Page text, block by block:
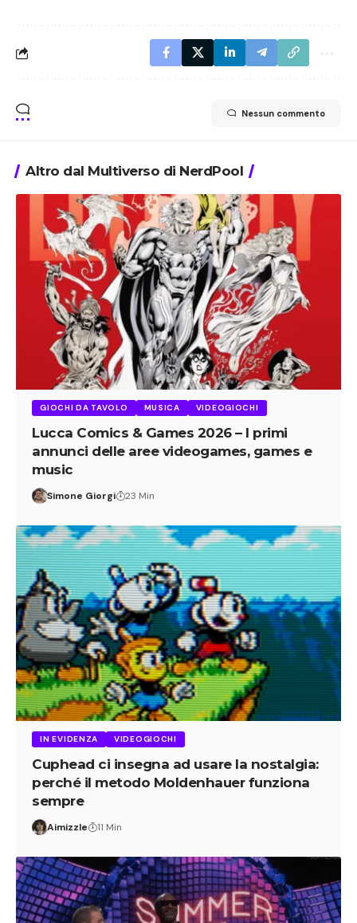
Nessun commento
Altro dal Multiverso di NerdPool
GIOCHI DA TAVOLO MUSICA VIDEOGIOCHI
Lucca Comics & Games 2026 – I primi
annunci delle aree videogames, games e
music
Simone Giorgi 23 Min
IN EVIDENZA VIDEOGIOCHI
Cuphead ci insegna ad usare la nostalgia:
perché il metodo Moldenhauer funziona
sempre
Aimizzle 11 Min